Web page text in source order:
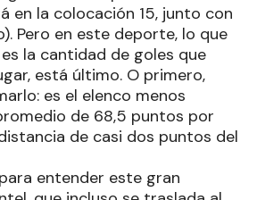
en la colocación 15, junto con
Pero en este deporte, lo que
la cantidad de goles que
está último. O primero,
es el elenco menos
de 68,5 puntos por
de casi dos puntos del
entender este gran